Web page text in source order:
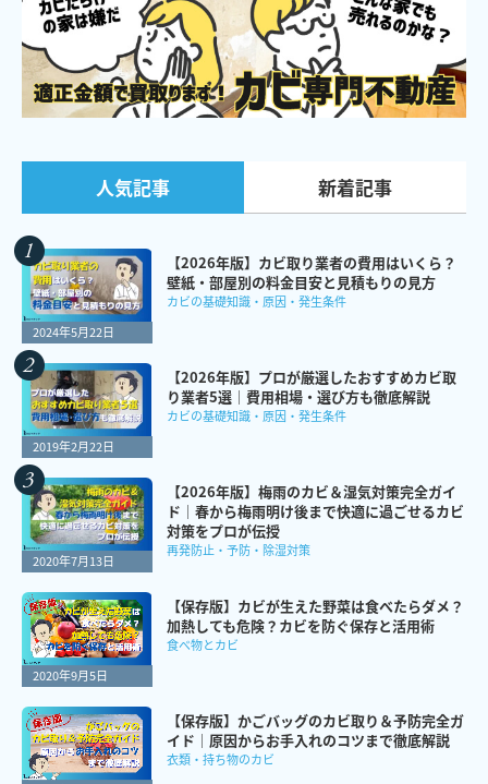
人気記事 新着記事
2024年5月22日
【2026年版】カビ取り業者の費用はいくら？
壁紙・部屋別の料金目安と見積もりの見方
カビの基礎知識・原因・発生条件
2019年2月22日
【2026年版】プロが厳選したおすすめカビ取
り業者5選｜費用相場・選び方も徹底解説
カビの基礎知識・原因・発生条件
2020年7月13日
【2026年版】梅雨のカビ＆湿気対策完全ガイ
ド｜春から梅雨明け後まで快適に過ごせるカビ
対策をプロが伝授
再発防止・予防・除湿対策
2020年9月5日
【保存版】カビが生えた野菜は食べたらダメ？
加熱しても危険？カビを防ぐ保存と活用術
食べ物とカビ
【保存版】かごバッグのカビ取り＆予防完全ガ
イド｜原因からお手入れのコツまで徹底解説
衣類・持ち物のカビ